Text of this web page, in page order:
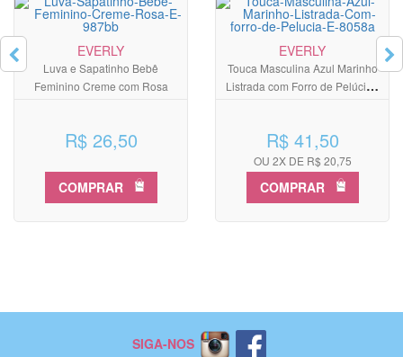
EVERLY
Luva e Sapatinho Bebê
Feminino Creme com Rosa
R$ 26,50
COMPRAR
EVERLY
Touca Masculina Azul Marinho
Listrada com Forro de Pelúcia -
R$ 41,50
OU 2X DE R$ 20,75
COMPRAR
SIGA-NOS